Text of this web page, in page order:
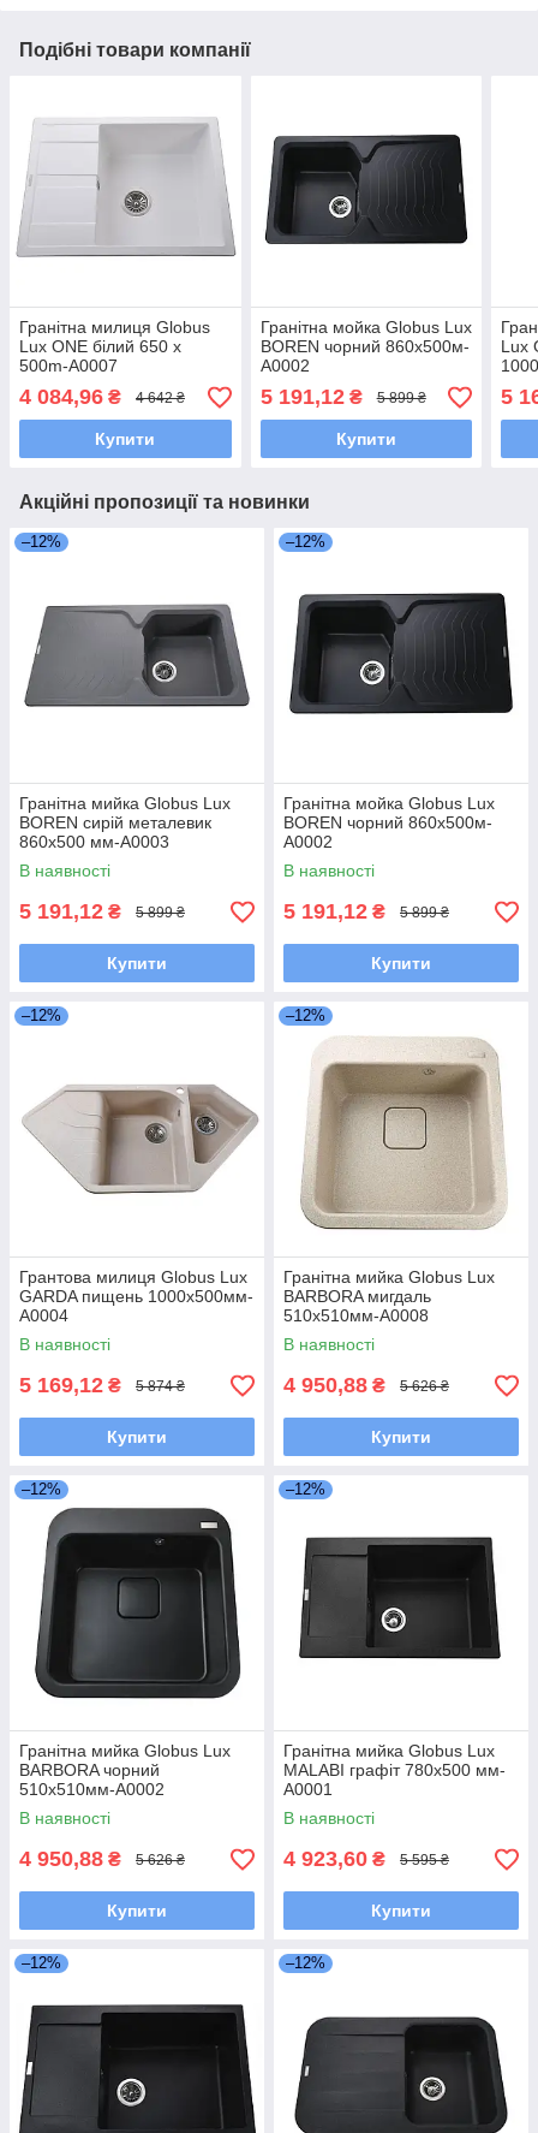
Подібні товари компанії
Гранітна милиця Globus
Lux ONE білий 650 x
500m-А0007
4 084,96 ₴ 4 642 ₴
Купити
Гранітна мойка Globus Lux
BOREN чорний 860x500м-
А0002
5 191,12₴ 5 899 ₴
Купити
Lux
5
Акційні пропозиції та новинки
–12%
Гранітна мийка Globus Lux
BOREN сирій металевик
860х500 мм-А0003
В наявності
5 191,12 ₴ 5 899 ₴
Купити
–12%
Гранітна мойка Globus Lux
BOREN чорний 860x500м-
А0002
В наявності
5 191,12 ₴ 5 899 ₴
Купити
–12%
Грантова милиця Globus Lux
GARDA пищень 1000x500мм-
А0004
В наявності
5 169,12 ₴ 5 874 ₴
Купити
–12%
Гранітна мийка Globus Lux
BARBORA мигдаль
510х510мм-А0008
В наявності
4 950,88 ₴ 5 626 ₴
Купити
–12%
Гранітна мийка Globus Lux
BARBORA чорний
510х510мм-А0002
В наявності
4 950,88 ₴ 5 626 ₴
Купити
–12%
Гранітна мийка Globus Lux
MALABI графіт 780x500 мм-
А0001
В наявності
4 923,60 ₴ 5 595 ₴
Купити
–12% –12%